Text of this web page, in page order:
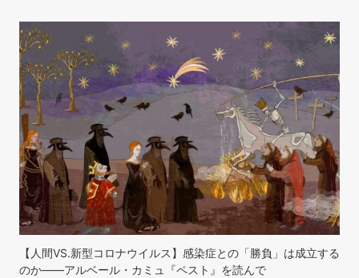
【人間VS.新型コロナウイルス】感染症との「勝負」は成立する
のか――アルベール・カミュ『ペスト』を読んで